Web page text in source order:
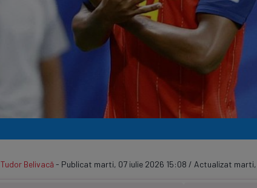
Program TV
Tudor Belivacă- Publicat marti, 07 iulie 2026 15:08 / Actualizat marti,